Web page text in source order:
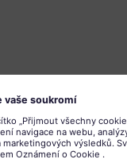
Welders